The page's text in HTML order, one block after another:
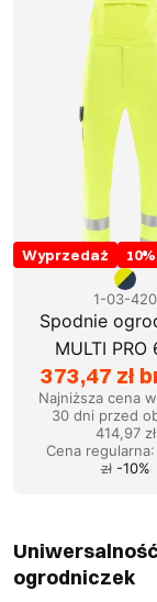
Wyprzedaż 10%
1-03-420
Spodnie
MULTI PRO
373,47 zł
Najniższa cena
30 dni przed
414,97 zł
Cena regularna:
zł -10%
ogrodniczek